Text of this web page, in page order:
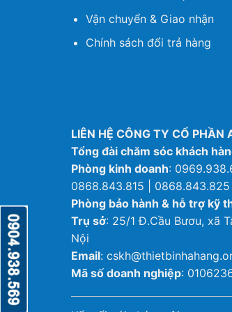
Vận chuyển & Giao nhận
Chính sách đổi trả hàng
LIÊN HỆ CÔNG TY CỔ PHẦN
Tổng đài chăm sóc khách
Phòng kinh doanh:
0868.843.815 | 0868.843.825
Phòng bảo hành & hỗ trợ kỹ
Trụ sở: 25/1 Đ.Cầu Bươu, xã
Nội
Email:
Mã số doanh nghiệp: